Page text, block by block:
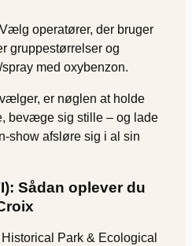
Vælg operatører, der bruger
gruppestørrelser og
med oxybenzon.
er nøglen at holde
bevæge sig stille – og lade
show afsløre sig i al sin
Sådan oplever du
Park & Ecological